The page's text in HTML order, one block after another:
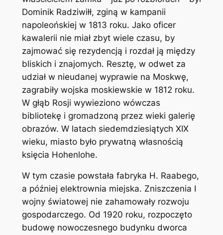
Dominik Radziwiłł, zginą w kampanii
napoleońskiej w 1813 roku. Jako oficer
kawalerii nie miał zbyt wiele czasu, by
zajmować się rezydencją i rozdał ją między
bliskich i znajomych. Resztę, w odwet za
udział w nieudanej wyprawie na Moskwę,
zagrabiły wojska moskiewskie w 1812 roku.
W głąb Rosji wywieziono wówczas
bibliotekę i gromadzoną przez wieki galerię
obrazów. W latach siedemdziesiątych XIX
wieku, miasto było prywatną własnością
księcia Hohenlohe.
W tym czasie powstała fabryka H. Raabego,
a później elektrownia miejska. Zniszczenia I
wojny światowej nie zahamowały rozwoju
gospodarczego. Od 1920 roku, rozpoczęto
budowę nowoczesnego budynku dworca